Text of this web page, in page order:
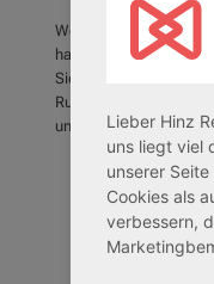
Wenn Sie mehr über
haben, zögern Sie
Sie bei Ihrer
Rufnummern 05764
und Ihnen bei Ihrem
Lieber Hinz
uns liegt viel
unserer
Cookies als
verbessern,